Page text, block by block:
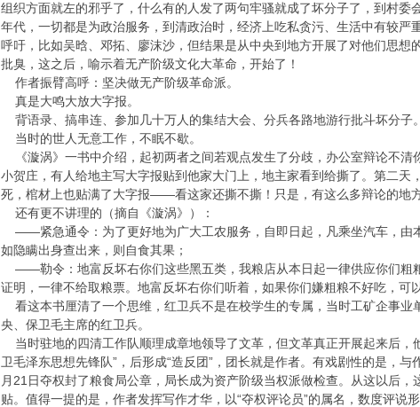
组织方面就左的邪乎了，什么有的人发了两句牢骚就成了坏分子了，到村
年代，一切都是为政治服务，到清政治时，经济上吃私贪污、生活中有较
呼吁，比如吴晗、邓拓、廖沫沙，但结果是从中央到地方开展了对他们思
批臭，这之后，喻示着无产阶级文化大革命，开始了！
作者振臂高呼：坚决做无产阶级革命派。
真是大鸣大放大字报。
背语录、搞串连、参加几十万人的集结大会、分兵各路地游行批斗坏分子。
当时的世人无意工作，不眠不歇。
《漩涡》一书中介绍，起初两者之间若观点发生了分歧，办公室辩论不
小贺庄，有人给地主写大字报贴到他家大门上，地主家看到给撕了。第二
死，棺材上也贴满了大字报——看这家还撕不撕！只是，有这么多辩论的地
还有更不讲理的（摘自《漩涡》）：
——紧急通令：为了更好地为广大工农服务，自即日起，凡乘坐汽车，由
如隐瞒出身查出来，则自食其果；
——勒令：地富反坏右你们这些黑五类，我粮店从本日起一律供应你们粗
证明，一律不给取粮票。地富反坏右你们听着，如果你们嫌粗粮不好吃，可
看这本书厘清了一个思维，红卫兵不是在校学生的专属，当时工矿企事
央、保卫毛主席的红卫兵。
当时驻地的四清工作队顺理成章地领导了文革，但文革真正开展起来后
卫毛泽东思想先锋队”，后形成“造反团”，团长就是作者。有戏剧性的是，
月21日夺权封了粮食局公章，局长成为资产阶级当权派做检查。从这以后
贴。值得一提的是，作者发挥写作才华，以“夺权评论员”的属名，数度评